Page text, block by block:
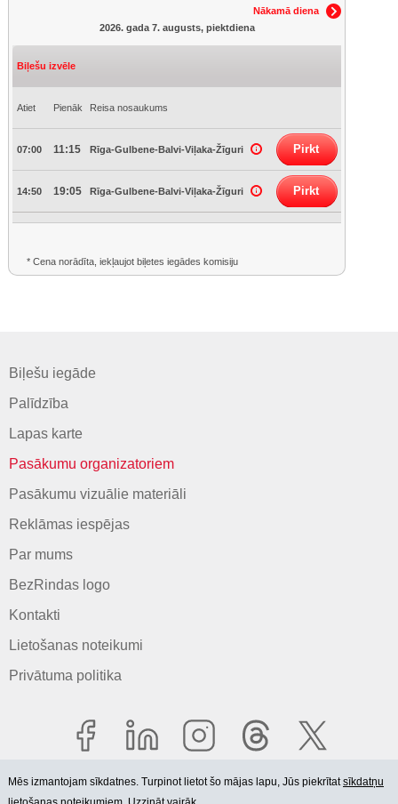
Nākamā diena
2026. gada 7. augusts, piektdiena
Biļešu izvēle
Atiet Pienāk Reisa nosaukums
07:00 11:15 Rīga-Gulbene-Balvi-Viļaka-Žīguri Pirkt
14:50 19:05 Rīga-Gulbene-Balvi-Viļaka-Žīguri Pirkt
* Cena norādīta, iekļaujot biļetes iegādes komisiju
Biļešu iegāde
Palīdzība
Lapas karte
Pasākumu organizatoriem
Pasākumu vizuālie materiāli
Reklāmas iespējas
Par mums
BezRindas logo
Kontakti
Lietošanas noteikumi
Privātuma politika
Mēs izmantojam sīkdatnes. Turpinot lietot šo mājas lapu, Jūs piekrītatsīkdatņu